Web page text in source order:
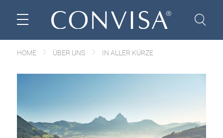
HOME ÜBER UNS IN ALLER KÜRZE